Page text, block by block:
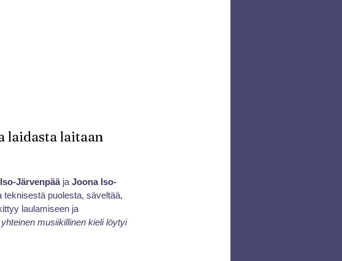
laidasta laitaan
Järvenpää ja Joona Iso-
puolesta, säveltää,
laulamiseen ja
musiikillinen kieli löytyi